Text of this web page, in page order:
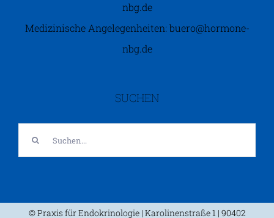
nbg.de
Medizinische Angelegenheiten: buero@hormone-
nbg.de
SUCHEN
© Praxis für Endokrinologie | Karolinenstraße 1 | 90402